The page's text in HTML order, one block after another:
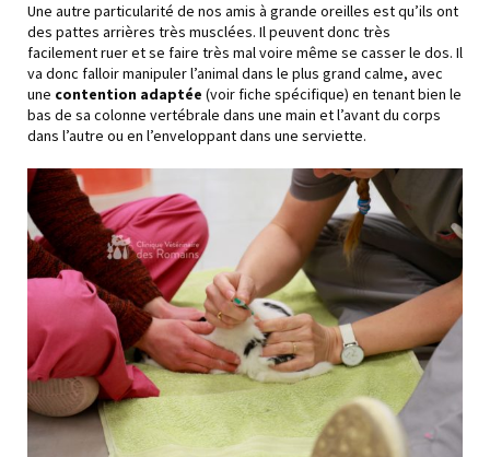
Une autre particularité de nos amis à grande oreilles est qu’ils ont
des pattes arrières très musclées. Il peuvent donc très
facilement ruer et se faire très mal voire même se casser le dos. Il
va donc falloir manipuler l’animal dans le plus grand calme, avec
une contention adaptée (voir fiche spécifique) en tenant bien le
bas de sa colonne vertébrale dans une main et l’avant du corps
dans l’autre ou en l’enveloppant dans une serviette.